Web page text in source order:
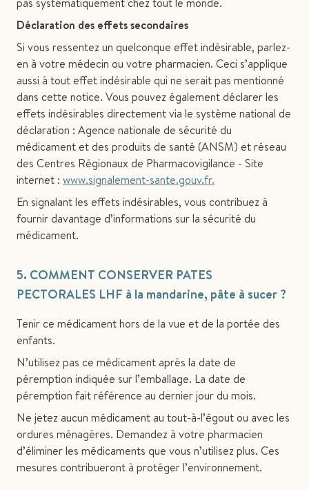
Déclaration des effets secondaires
Si vous ressentez un quelconque effet indésirable, parlez-
en à votre médecin ou votre pharmacien. Ceci s’applique
aussi à tout effet indésirable qui ne serait pas mentionné
dans cette notice. Vous pouvez également déclarer les
effets indésirables directement via le système national de
déclaration : Agence nationale de sécurité du
médicament et des produits de santé (ANSM) et réseau
des Centres Régionaux de Pharmacovigilance - Site
internet : www.signalement-sante.gouv.fr.
En signalant les effets indésirables, vous contribuez à
fournir davantage d’informations sur la sécurité du
médicament.
5. COMMENT CONSERVER PATES
PECTORALES LHF à la mandarine, pâte à sucer ?
Tenir ce médicament hors de la vue et de la portée des
enfants.
N’utilisez pas ce médicament après la date de
péremption indiquée sur l’emballage. La date de
péremption fait référence au dernier jour du mois.
Ne jetez aucun médicament au tout-à-l’égout ou avec les
ordures ménagères. Demandez à votre pharmacien
d’éliminer les médicaments que vous n’utilisez plus. Ces
mesures contribueront à protéger l’environnement.